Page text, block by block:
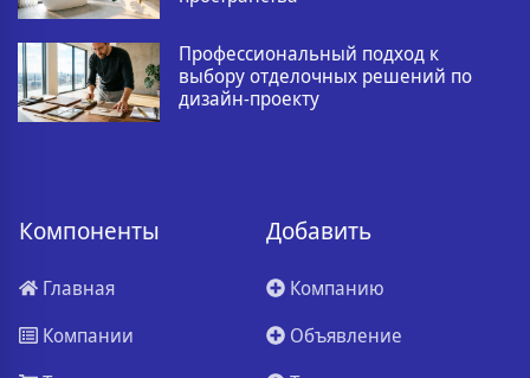
Профессиональный подход к
выбору отделочных решений по
дизайн-проекту
Компоненты
Главная
Компании
Добавить
Компанию
Объявление